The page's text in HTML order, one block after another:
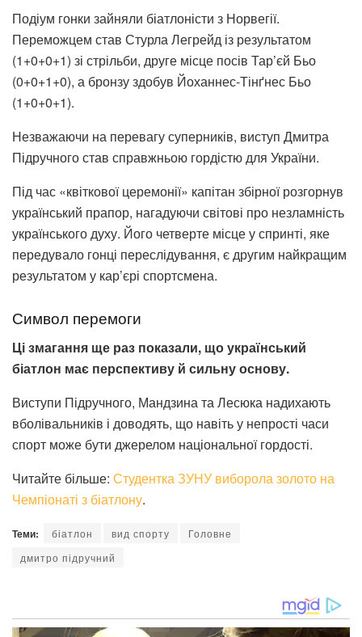
Подіум гонки зайняли біатлоністи з Норвегії.
Переможцем став Стурла Легрейд із результатом
(1+0+0+1) зі стрільби, друге місце посів Тар’єй Бьо
(0+0+1+0), а бронзу здобув Йоханнес-Тінґнес Бьо
(1+0+0+1).
Незважаючи на перевагу суперників, виступ Дмитра
Підручного став справжньою гордістю для України.
Під час «квіткової церемонії» капітан збірної розгорнув
український прапор, нагадуючи світові про незламність
українського духу. Його четверте місце у спринті, яке
передувало гонці переслідування, є другим найкращим
результатом у кар’єрі спортсмена.
Символ перемоги
Ці змагання ще раз показали, що український
біатлон має перспективу й сильну основу.
Виступи Підручного, Мандзина та Лесюка надихають
вболівальників і доводять, що навіть у непрості часи
спорт може бути джерелом національної гордості.
Читайте більше: Студентка ЗУНУ виборола золото на
Чемпіонаті з біатлону.
Теми: біатлон вид спорту
Головне
дмитро підручний